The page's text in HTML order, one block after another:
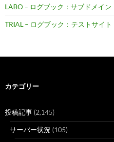
LABO – ログブック：サブドメイン
TRIAL – ログブック：テストサイト
カテゴリー
投稿記事 (2,145)
サーバー状況 (105)